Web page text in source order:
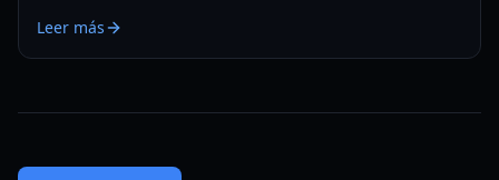
te tenemos cubierto para una experiencia de renovación
verdaderamente acogedora.
Leer más